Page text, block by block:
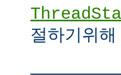
절하기위